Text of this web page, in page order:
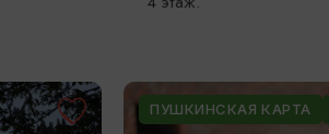
ПУШКИНСКАЯ КАРТА